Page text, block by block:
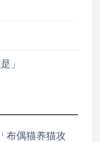
」
布偶猫养猫攻